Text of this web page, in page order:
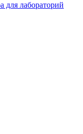
для лабораторий